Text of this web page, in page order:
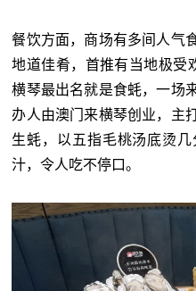
餐饮方面，商场有多间人气
地道佳肴，首推有当地极受
横琴最出名就是食蚝，一场
办人由澳门来横琴创业，主
生蚝，以五指毛桃汤底烫
汁，令人吃不停口。